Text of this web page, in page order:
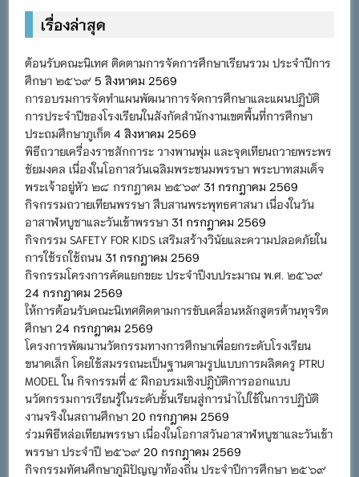
เรื่องล่าสุด
ต้อนรับคณะนิเทศ ติดตามการจัดการศึกษาเรียนรวม ประจำปีการ
ศึกษา ๒๕๖๙ 5 สิงหาคม 2569
การอบรมการจัดทำแผนพัฒนาการจัดการศึกษาและแผนปฏิบัติ
การประจำปีของโรงเรียนในสังกัดสำนักงานเขตพื้นที่การศึกษา
ประถมศึกษาภูเก็ต 4 สิงหาคม 2569
พิธีถวายเครื่องราชสักการะ วางพานพุ่ม และจุดเทียนถวายพระพร
ชัยมงคล เนื่องในโอกาสวันเฉลิมพระชนมพรรษา พระบาทสมเด็จ
พระเจ้าอยู่หัว ๒๘ กรกฎาคม ๒๕๖๙ 31 กรกฎาคม 2569
กิจกรรมถวายเทียนพรรษา สืบสานพระพุทธศาสนา เนื่องในวัน
อาสาฬหบูชาและวันเข้าพรรษา 31 กรกฎาคม 2569
กิจกรรม SAFETY FOR KIDS เสริมสร้างวินัยและความปลอดภัยใน
การใช้รถใช้ถนน 31 กรกฎาคม 2569
กิจกรรมโครงการคัดแยกขยะ ประจำปีงบประมาณ พ.ศ. ๒๕๖๙
24 กรกฎาคม 2569
ให้การต้อนรับคณะนิเทศติดตามการขับเคลื่อนหลักสูตรต้านทุจริต
ศึกษา 24 กรกฎาคม 2569
โครงการพัฒนานวัตกรรมทางการศึกษาเพื่อยกระดับโรงเรียน
ขนาดเล็ก โดยใช้สมรรถนะเป็นฐานตามรูปแบบการผลิตครู PTRU
MODEL ใน กิจกรรมที่ ๕ ฝึกอบรมเชิงปฏิบัติการออกแบบ
นวัตกรรมการเรียนรู้ในระดับชั้นเรียนสู่การนำไปใช้ในการปฏิบัติ
งานจริงในสถานศึกษา 20 กรกฎาคม 2569
ร่วมพิธีหล่อเทียนพรรษา เนื่องในโอกาสวันอาสาฬหบูชาและวันเข้า
พรรษา ประจำปี ๒๕๖๙ 20 กรกฎาคม 2569
กิจกรรมทัศนศึกษาภูมิปัญญาท้องถิ่น ประจำปีการศึกษา ๒๕๖๙